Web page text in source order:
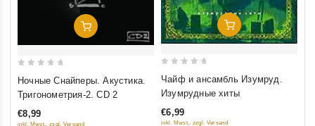
Добавить В Корзину
5
Ночные Снайперы. Акустика.
Тригонометрия-2. CD 2
€8,99
inkl. Mwst., zzgl. Versand
Добавить В Корзину
5
Чайф и ансамбль Изумруд.
Изумрудные хиты
€6,99
inkl. Mwst., zzgl. Versand